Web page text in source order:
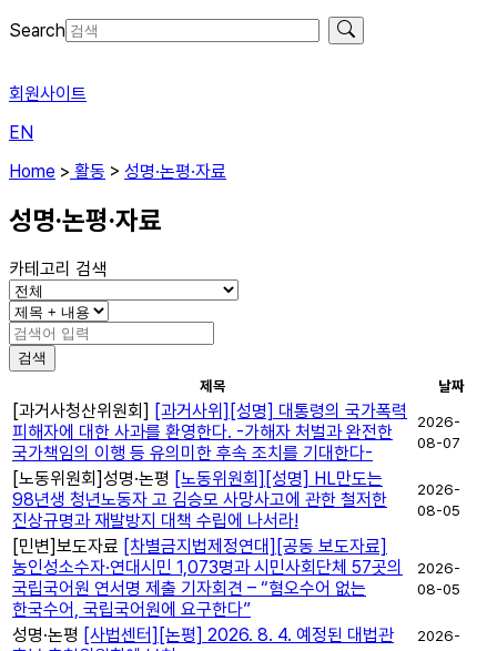
Search
회원사이트
EN
Home > 활동 > 성명·논평·자료
성명·논평·자료
카테고리 검색
제목 날짜
[과거사청산위원회] [과거사위][성명] 대통령의 국가폭력
피해자에 대한 사과를 환영한다. -가해자 처벌과 완전한
국가책임의 이행 등 유의미한 후속 조치를 기대한다-
2026-
08-07
[노동위원회]성명·논평 [노동위원회][성명] HL만도는
98년생 청년노동자 고 김승모 사망사고에 관한 철저한
진상규명과 재발방지 대책 수립에 나서라!
2026-
08-05
[민변]보도자료 [차별금지법제정연대][공동 보도자료]
농인성소수자·연대시민 1,073명과 시민사회단체 57곳의
국립국어원 연서명 제출 기자회견 – “혐오수어 없는
한국수어, 국립국어원에 요구한다”
2026-
08-05
성명·논평 [사법센터][논평] 2026. 8. 4. 예정된 대법관
2026-